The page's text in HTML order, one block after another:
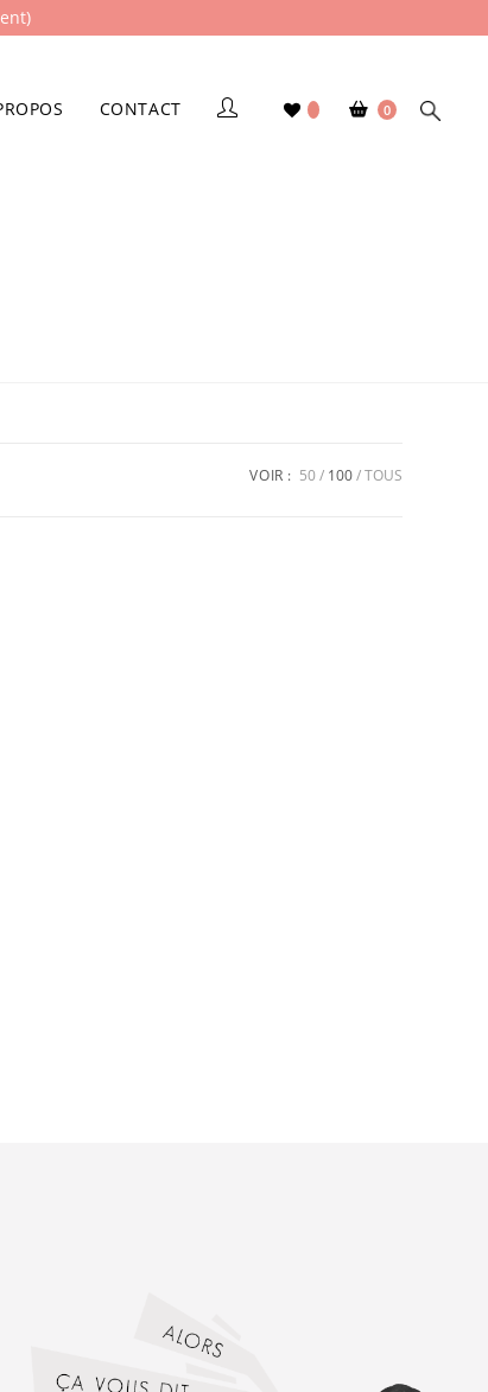
CONTACT 0
VOIR : 50 100 TOUS